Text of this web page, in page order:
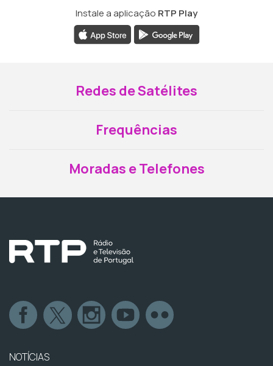
Instale a aplicação RTP Play
Redes de Satélites
Frequências
Moradas e Telefones
NOTÍCIAS